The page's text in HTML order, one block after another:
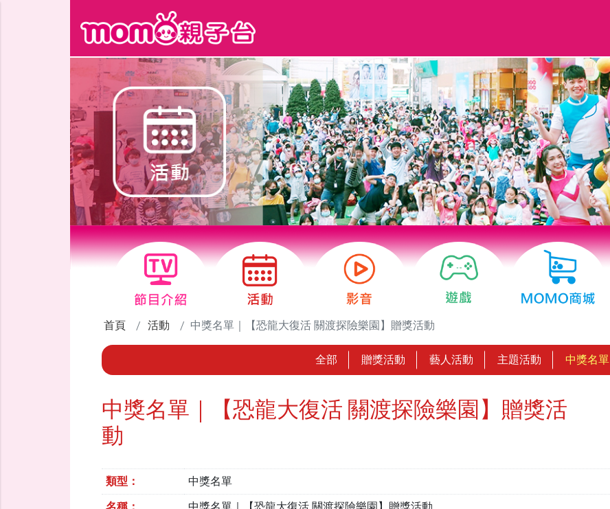
首頁 活動 中獎名單｜【恐龍大復活 關渡探險樂園】贈獎活動
全部 贈獎活動 藝人活動 主題活動 中獎名單
中獎名單｜【恐龍大復活 關渡探險樂園】贈獎活
動
類型： 中獎名單